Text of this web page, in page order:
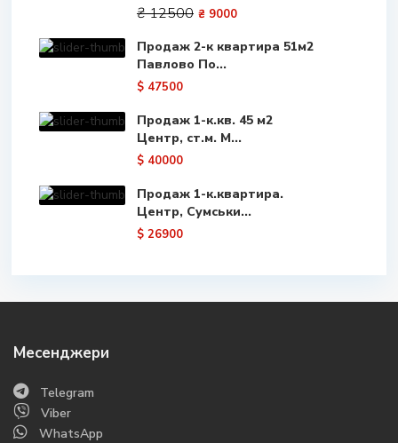
₴ 12500 ₴ 9000
Продаж 2-к квартира 51м2
Павлово По...
$ 47500
Продаж 1-к.кв. 45 м2
Центр, ст.м. М...
$ 40000
Продаж 1-к.квартира.
Центр, Сумськи...
$ 26900
Месенджери
Telegram
Viber
WhatsApp